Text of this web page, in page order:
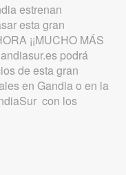
estrenan
esta gran
¡¡MUCHO MÁS
podrá
de esta gran
en Gandia o en la
con los